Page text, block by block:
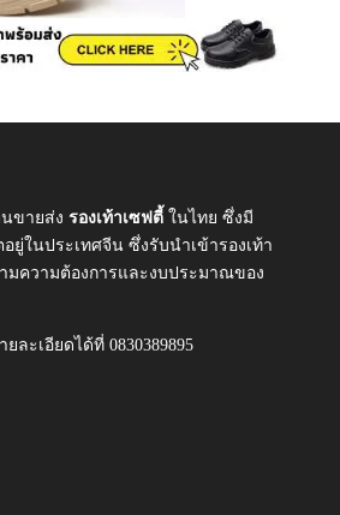
ขายส่ง รองเท้าเซฟตี้ ในไทย ซึ่งมี
ยู่ในประเทศจีน ซึ่งรับนำเข้ารองเท้า
ความต้องการและงบประมาณของ
ละเอียดได้ที่ 0830389895